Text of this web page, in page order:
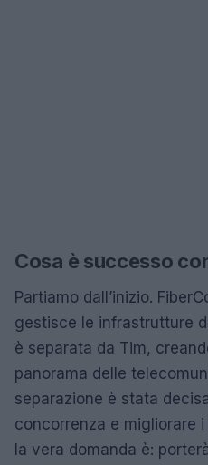
Cosa è successo
Partiamo dall’inizio.
gestisce le infrastrutture
è separata da Tim,
panorama delle
separazione è stata
concorrenza e migliorare
la vera domanda è: